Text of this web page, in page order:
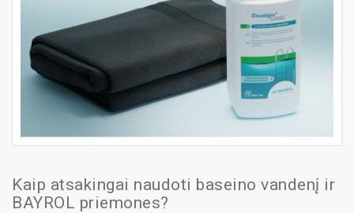
Kaip atsakingai naudoti baseino vandenį ir
BAYROL priemones?